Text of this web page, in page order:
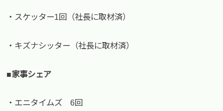
・スケッター1回（社長に取材済）
・キズナシッター（社長に取材済）
■家事シェア
・エニタイムズ 6回